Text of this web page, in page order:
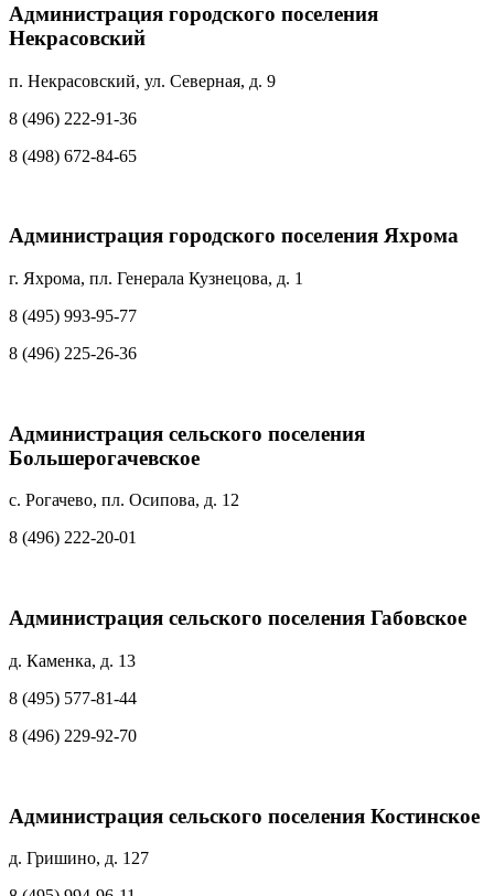
Администрация городского поселения
Некрасовский
п. Некрасовский, ул. Северная, д. 9
8 (496) 222-91-36
8 (498) 672-84-65
Администрация городского поселения Яхрома
г. Яхрома, пл. Генерала Кузнецова, д. 1
8 (495) 993-95-77
8 (496) 225-26-36
Администрация сельского поселения
Большерогачевское
с. Рогачево, пл. Осипова, д. 12
8 (496) 222-20-01
Администрация сельского поселения Габовское
д. Каменка, д. 13
8 (495) 577-81-44
8 (496) 229-92-70
Администрация сельского поселения Костинское
д. Гришино, д. 127